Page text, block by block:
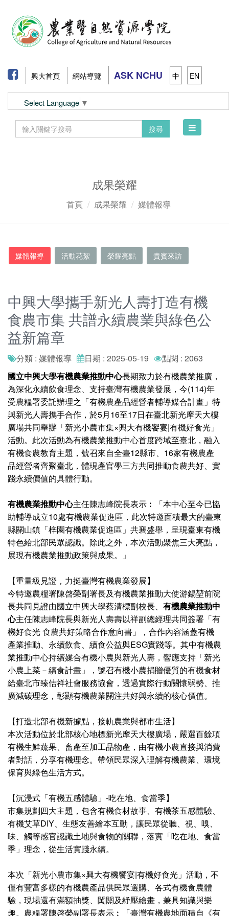
興大首頁 網站導覽 ASK NCHU 中 EN
Select Language ▼
搜尋
Toggle
成果榮耀
首頁 成果榮耀 媒體報導
媒體報導 活動花絮 榮耀亮點 貴賓來訪
中興大學攜手新光人壽打造有機
食農市集 共譜永續農業與綠色公
益新篇章
分類 : 媒體報導 日期 : 2025-05-19
點閱 : 2063
國立中興大學有機農業推動中心長期致力於有機農業推廣，
為深化永續飲食理念、支持臺灣有機農業發展，今(114)年
受農糧署委託辦理之「有機農產品經營者輔導媒合計畫」特
與新光人壽攜手合作，於5月16至17日在臺北新光摩天大樓
廣場共同舉辦「新光小農市集×興大有機饗宴|有機好食光」
活動。此次活動為有機農業推動中心首度跨域至臺北，融入
有機食農教育主題，號召來自全臺12縣市、16家有機農產
品經營者齊聚臺北，體現產官學三方共同推動食農共好、實
踐永續價值的具體行動。
有機農業推動中心主任陳志峰院長表示︰「本中心至今已協
助輔導成立10處有機農業促進區，此次特邀面積最大的臺東
縣關山鎮「梓園有機農業促進區」共襄盛舉，呈現臺東有機
特色給北部民眾認識。除此之外，本次活動聚焦三大亮點，
展現有機農業推動政策與成果。」
【重量級見證，力挺臺灣有機農業發展】
今特邀農糧署陳啓榮副署長及有機農業推動大使游錫堃前院
長共同見證由國立中興大學蔡清標副校長、 有機農業推動中
心主任陳志峰院長與新光人壽壽以祥副總經理共同簽署「有
機好食光 食農共好策略合作意向書」，合作內容涵蓋有機
產業推動、永續飲食、續食公益與ESG實踐等。其中有機農
業推動中心持續媒合有機小農與新光人壽，響應支持「新光
小農上菜－續食計畫」，號召有機小農捐贈優質的有機食材
給臺北市臻佶祥社會服務協會，透過實際行動關懷弱勢、推
廣減碳理念，彰顯有機農業關注共好與永續的核心價值。
【打造北部有機新據點，接軌農業與都市生活】
本次活動位於北部核心地標新光摩天大樓廣場，嚴選百餘項
有機生鮮蔬果、畜產至加工品物產，由有機小農直接與消費
者對話，分享有機理念。帶領民眾深入理解有機農業、環境
保育與綠色生活方式。
【沉浸式「有機五感體驗」-吃在地、食當季】
市集規劃四大主題，包含有機食材故事、有機茶五感體驗、
有機艾草DIY、生態友善繪本互動，讓民眾從聽、視、嗅、
味、觸等感官認識土地與食物的關聯，落實「吃在地、食當
季」理念，從生活實踐永續。
本次「新光小農市集×興大有機饗宴|有機好食光」活動，不
僅有豐富多樣的有機農產品供民眾選購、各式有機食農體
驗，現場還有滿額抽獎、闖關及紓壓繪畫，兼具知識與樂
趣。農糧署陳啓榮副署長表示︰「臺灣有機農地面積自《有